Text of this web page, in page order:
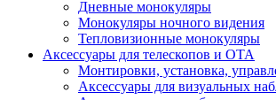
Дневные монокуляры
Монокуляры ночного видения
Тепловизионные монокуляры
Аксессуары для телескопов и ОТА
Монтировки, установка,
Аксессуары для визуальных